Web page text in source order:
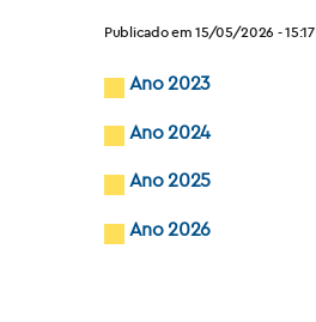
Publicado em 15/05/2026 - 15:17
Ano 2023
Ano 2024
Ano 2025
Ano 2026